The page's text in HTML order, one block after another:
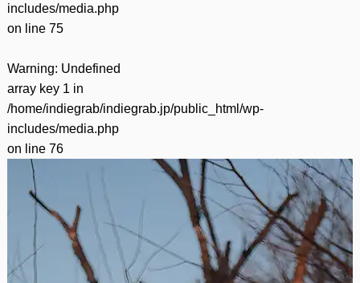
includes/media.php
on line 75
Warning: Undefined
array key 1 in
/home/indiegrab/indiegrab.jp/public_html/wp-
includes/media.php
on line 76